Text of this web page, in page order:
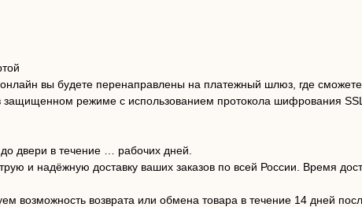
вы будете перенаправлены на платежный шлюз, где
режиме с использованием протокола шифрования SSL.
двери в течение … рабочих дней.
и надёжную доставку ваших заказов по всей России. Время
возможность возврата или обмена товара в течение 14 дней